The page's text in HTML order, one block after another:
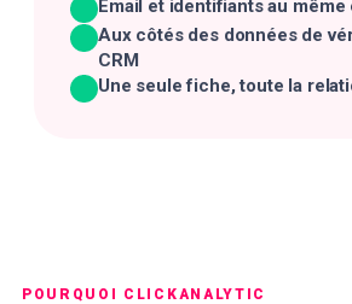
Email et identifiants au même
Aux côtés des données de
CRM
Une seule fiche, toute la
POURQUOI CLICKANALYTIC